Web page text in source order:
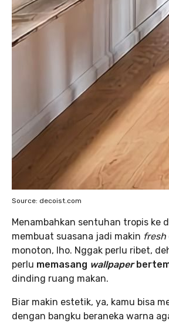
Source: decoist.com
Menambahkan sentuhan tropis ke
membuat suasana jadi makin fresh
monoton, lho. Nggak perlu ribet,
perlu memasang wallpaper
dinding ruang makan.
Biar makin estetik, ya, kamu bisa
dengan bangku beraneka warna